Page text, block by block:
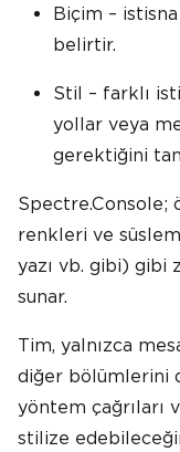
Biçim – istisna
belirtir.
Stil – farklı
yollar veya
gerektiğini
Spectre.Console;
renkleri ve
yazı vb. gibi) gibi
sunar.
Tim, yalnızca
diğer bölümlerini
yöntem çağrıları
stilize